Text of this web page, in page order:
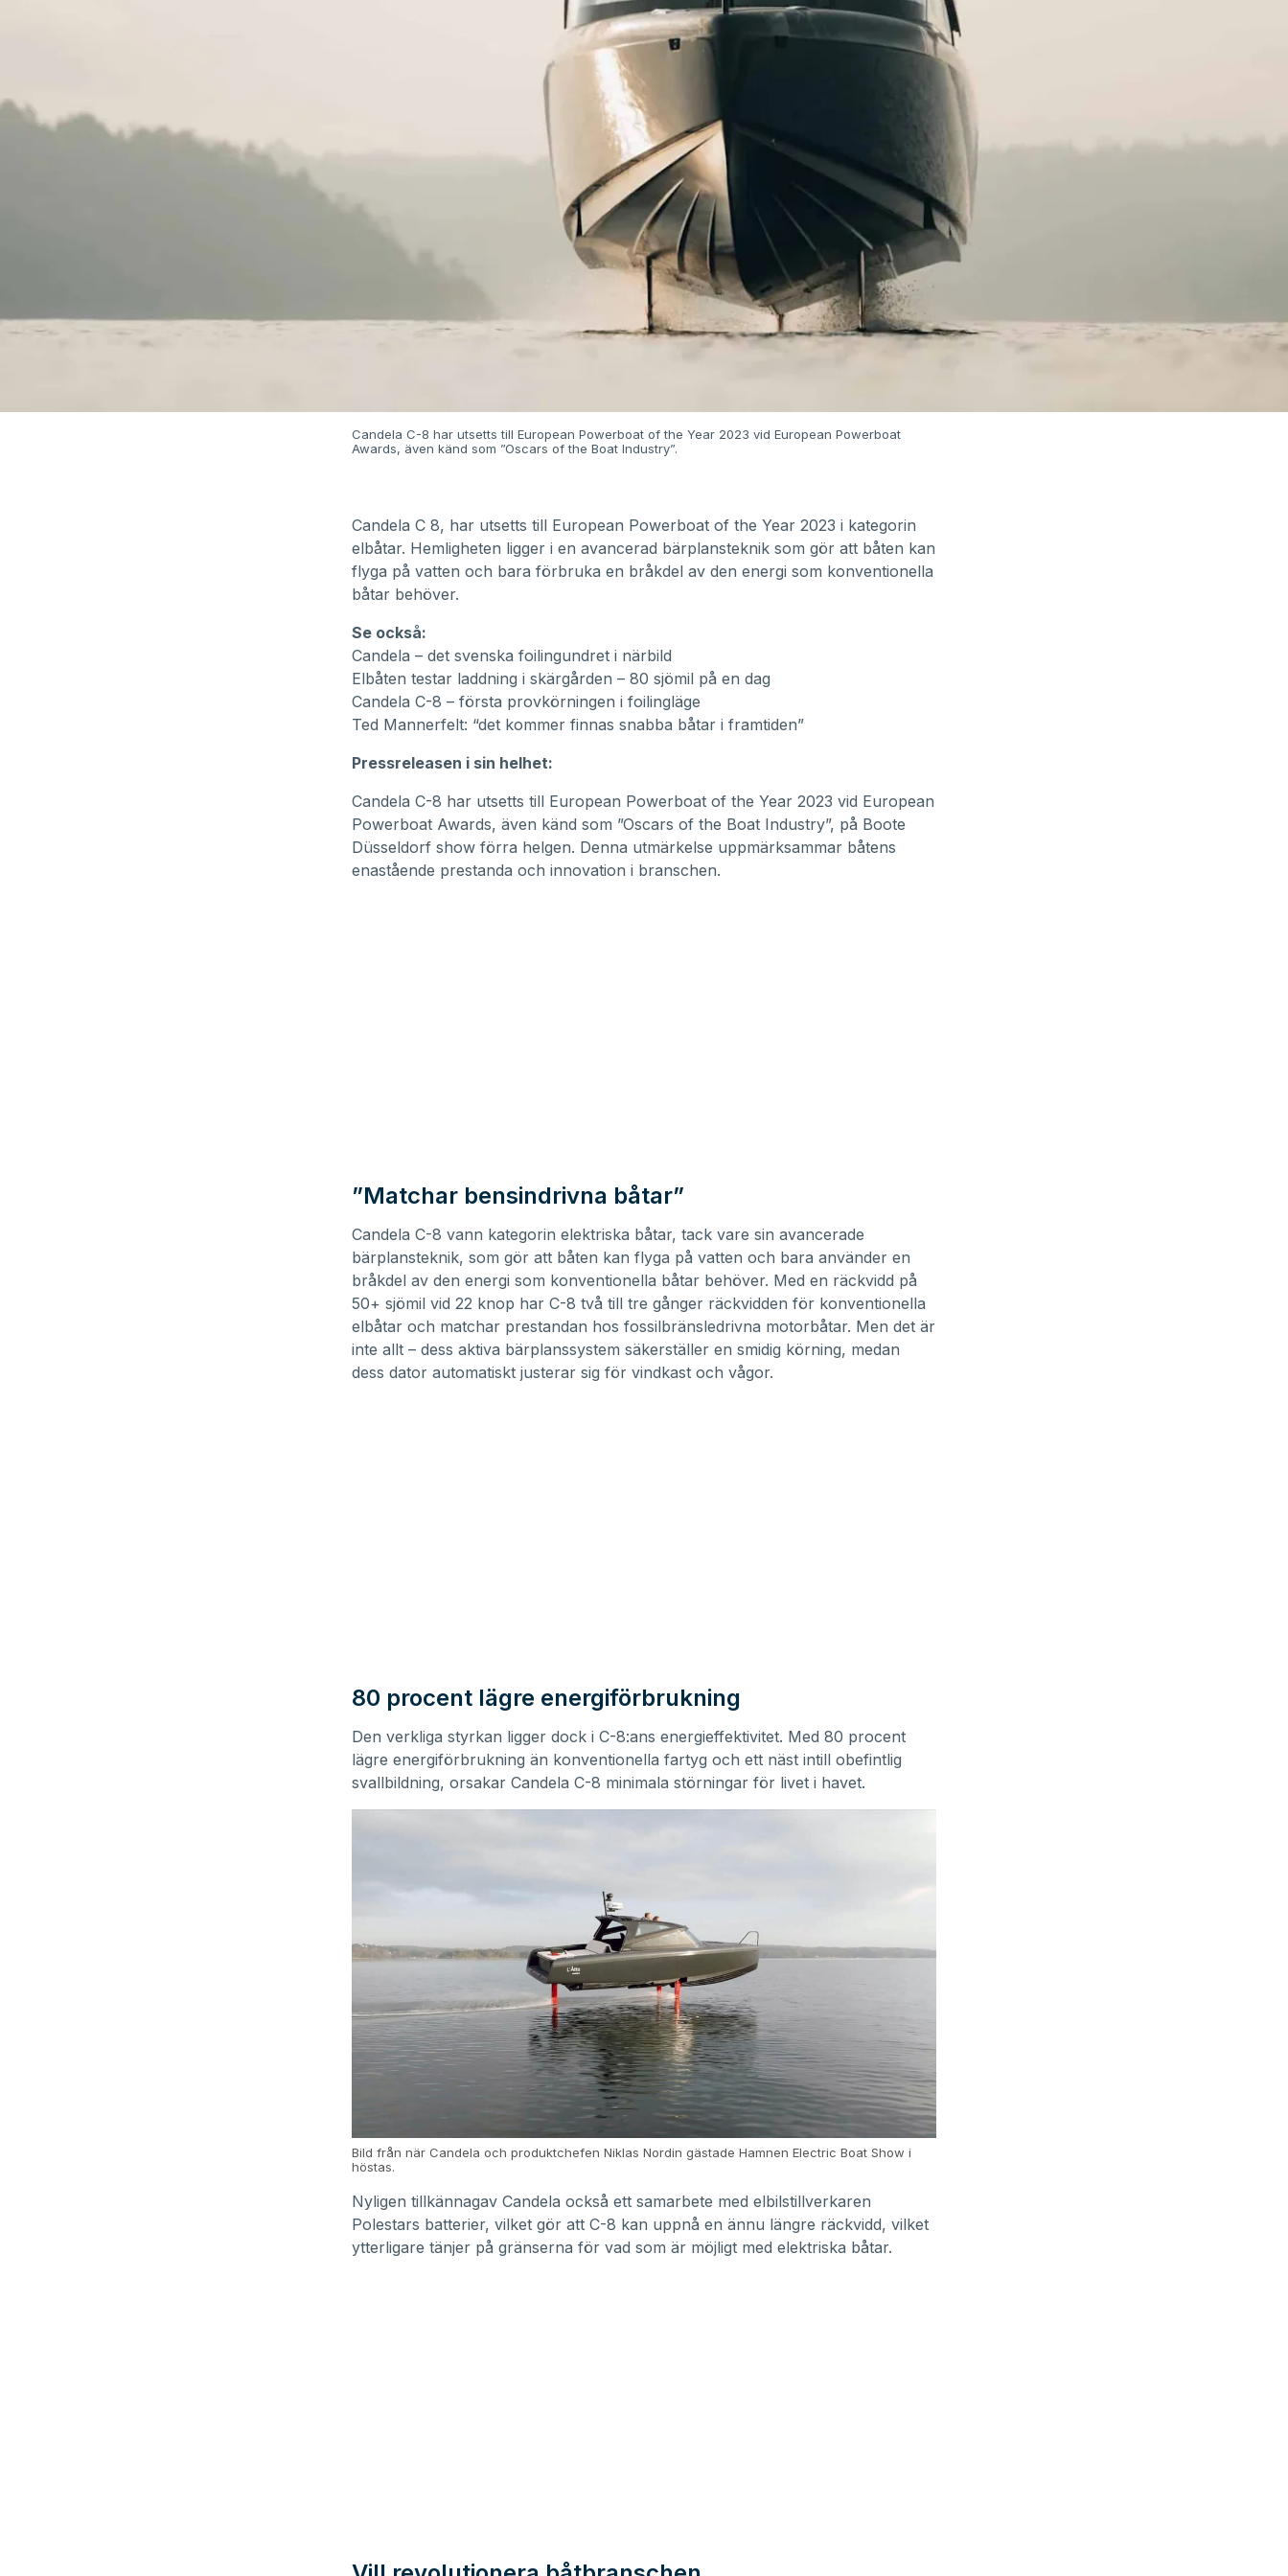
Candela C-8 har utsetts till European Powerboat of the Year 2023 vid European Powerboat
Awards, även känd som ”Oscars of the Boat Industry”.
Candela C 8, har utsetts till European Powerboat of the Year 2023 i kategorin
elbåtar. Hemligheten ligger i en avancerad bärplansteknik som gör att båten kan
flyga på vatten och bara förbruka en bråkdel av den energi som konventionella
båtar behöver.
Se också:
Candela – det svenska foilingundret i närbild
Elbåten testar laddning i skärgården – 80 sjömil på en dag
Candela C-8 – första provkörningen i foilingläge
Ted Mannerfelt: “det kommer finnas snabba båtar i framtiden”
Pressreleasen i sin helhet:
Candela C-8 har utsetts till European Powerboat of the Year 2023 vid European
Powerboat Awards, även känd som ”Oscars of the Boat Industry”, på Boote
Düsseldorf show förra helgen. Denna utmärkelse uppmärksammar båtens
enastående prestanda och innovation i branschen.
”Matchar bensindrivna båtar”
Candela C-8 vann kategorin elektriska båtar, tack vare sin avancerade
bärplansteknik, som gör att båten kan flyga på vatten och bara använder en
bråkdel av den energi som konventionella båtar behöver. Med en räckvidd på
50+ sjömil vid 22 knop har C-8 två till tre gånger räckvidden för konventionella
elbåtar och matchar prestandan hos fossilbränsledrivna motorbåtar. Men det är
inte allt – dess aktiva bärplanssystem säkerställer en smidig körning, medan
dess dator automatiskt justerar sig för vindkast och vågor.
80 procent lägre energiförbrukning
Den verkliga styrkan ligger dock i C-8:ans energieffektivitet. Med 80 procent
lägre energiförbrukning än konventionella fartyg och ett näst intill obefintlig
svallbildning, orsakar Candela C-8 minimala störningar för livet i havet.
Bild från när Candela och produktchefen Niklas Nordin gästade Hamnen Electric Boat Show i
höstas.
Nyligen tillkännagav Candela också ett samarbete med elbilstillverkaren
Polestars batterier, vilket gör att C-8 kan uppnå en ännu längre räckvidd, vilket
ytterligare tänjer på gränserna för vad som är möjligt med elektriska båtar.